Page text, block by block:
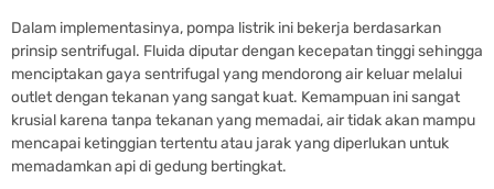
Dalam implementasinya, pompa listrik ini bekerja berdasarkan
prinsip sentrifugal. Fluida diputar dengan kecepatan tinggi sehingga
menciptakan gaya sentrifugal yang mendorong air keluar melalui
outlet dengan tekanan yang sangat kuat. Kemampuan ini sangat
krusial karena tanpa tekanan yang memadai, air tidak akan mampu
mencapai ketinggian tertentu atau jarak yang diperlukan untuk
memadamkan api di gedung bertingkat.